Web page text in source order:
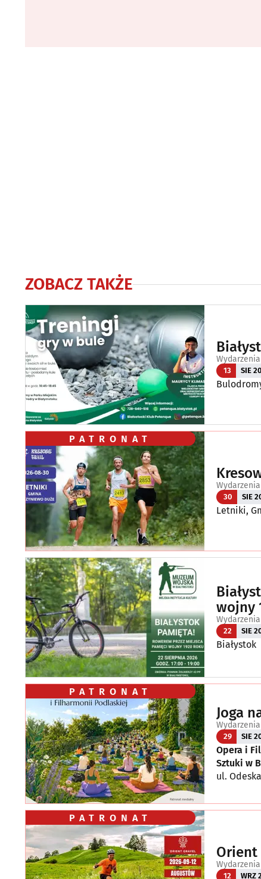
ZOBACZ TAKŻE
13 SIE
PATRONAT
30 SIE
Letniki,
wojny
22 SIE
Białystok
PATRONAT
Joga
29 SIE
Opera i
Sztuki w
ul.
PATRONAT
Orient
12 WRZ